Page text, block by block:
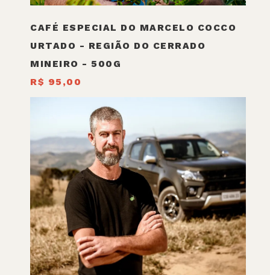
CAFÉ ESPECIAL DO MARCELO COCCO
URTADO - REGIÃO DO CERRADO
MINEIRO - 500G
R$ 95,00